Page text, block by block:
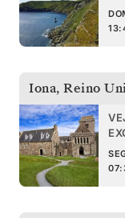
Iona, Reino